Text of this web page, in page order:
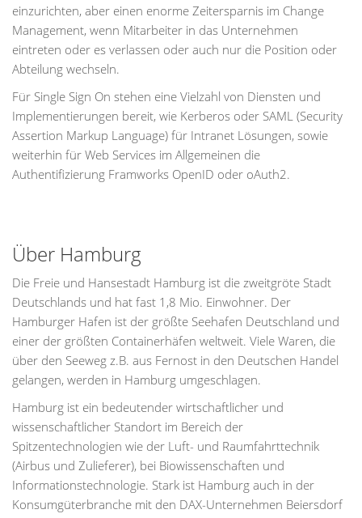
einzurichten, aber einen enorme Zeitersparnis im Change
Management, wenn Mitarbeiter in das Unternehmen
eintreten oder es verlassen oder auch nur die Position oder
Abteilung wechseln.
Für Single Sign On stehen eine Vielzahl von Diensten und
Implementierungen bereit, wie Kerberos oder SAML (Security
Assertion Markup Language) für Intranet Lösungen, sowie
weiterhin für Web Services im Allgemeinen die
Authentifizierung Framworks OpenID oder oAuth2.
Über Hamburg
Die Freie und Hansestadt Hamburg ist die zweitgröte Stadt
Deutschlands und hat fast 1,8 Mio. Einwohner. Der
Hamburger Hafen ist der größte Seehafen Deutschland und
einer der größten Containerhäfen weltweit. Viele Waren, die
über den Seeweg z.B. aus Fernost in den Deutschen Handel
gelangen, werden in Hamburg umgeschlagen.
Hamburg ist ein bedeutender wirtschaftlicher und
wissenschaftlicher Standort im Bereich der
Spitzentechnologien wie der Luft- und Raumfahrttechnik
(Airbus und Zulieferer), bei Biowissenschaften und
Informationstechnologie. Stark ist Hamburg auch in der
Konsumgüterbranche mit den DAX-Unternehmen Beiersdorf